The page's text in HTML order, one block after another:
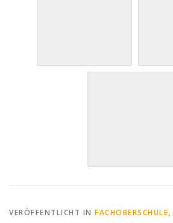
VERÖFFENTLICHT IN FACHOBERSCHULE,